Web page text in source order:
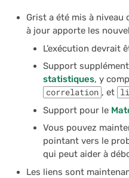
Grist a été mis à niveau
à jour apporte les
L’exécution devrait
Support
statistiques, y
correlation , et
Support pour le
Vous pouvez
pointant vers le
qui peut aider à
Les liens sont